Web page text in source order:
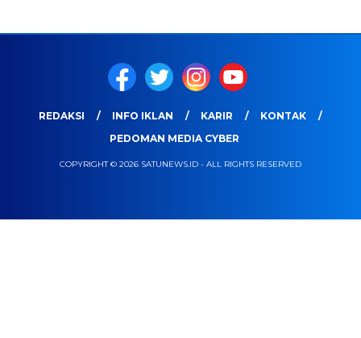
REDAKSI INFO IKLAN KARIR
KONTAK
PEDOMAN MEDIA CYBER
COPYRIGHT © 2026 SATUNEWS.ID - ALL RIGHTS RESERVED